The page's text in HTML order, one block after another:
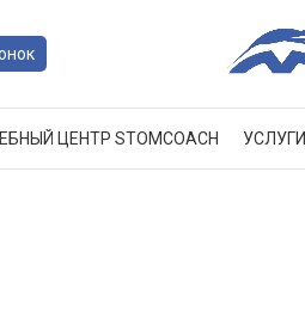
ЦЕНТР STOMCOACH УСЛУГИ